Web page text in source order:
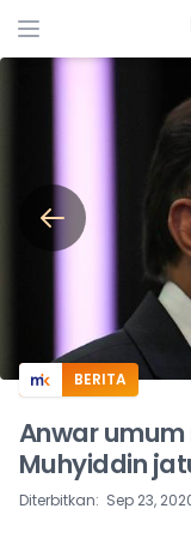
BERITA
Anwar
Muhyiddin
Diterbitkan: Sep 23,